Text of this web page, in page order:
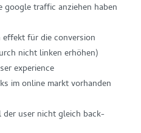
traffic anziehen haben
für die conversion
nicht linken erhöhen)
experience
im online markt vorhanden
user nicht gleich back-